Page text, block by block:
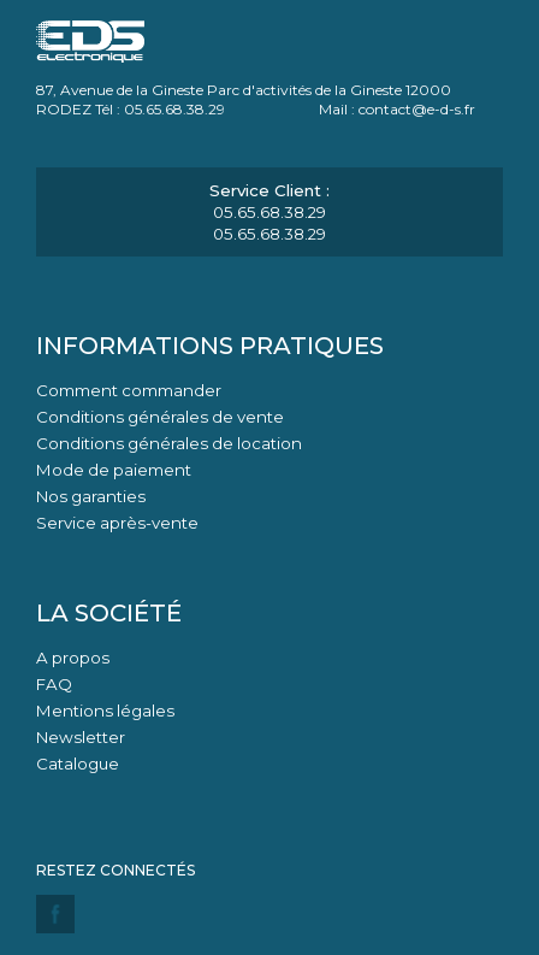
87, Avenue de la Gineste Parc d'activités de la Gineste 12000
RODEZ Tél : 05.65.68.38.29 Mail : contact@e-d-s.fr
05.65.68.38.29
05.65.68.38.29
INFORMATIONS PRATIQUES
Comment commander
Conditions générales de vente
Conditions générales de location
Mode de paiement
Nos garanties
Service après-vente
LA SOCIÉTÉ
A propos
FAQ
Mentions légales
Newsletter
Catalogue